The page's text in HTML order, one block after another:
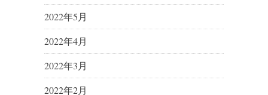
2022年5月
2022年4月
2022年3月
2022年2月